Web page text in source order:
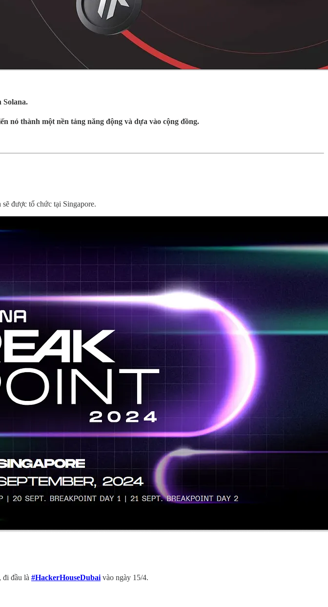
Solana.
nó thành một nền tảng năng động và dựa vào cộng đồng.
được tổ chức tại Singapore.
đi đầu là #HackerHouseDubai vào ngày 15/4.